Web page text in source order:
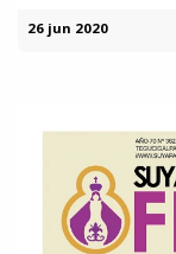
26 jun 2020